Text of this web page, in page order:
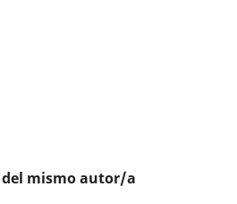
mismo autor/a